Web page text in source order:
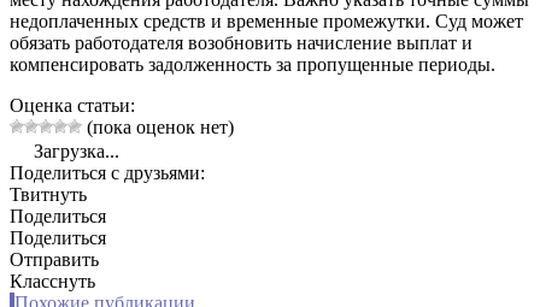
недоплаченных средств и временные промежутки. Суд может
обязать работодателя возобновить начисление выплат и
компенсировать задолженность за пропущенные периоды.
Оценка статьи:
(пока оценок нет)
Загрузка...
Поделиться с друзьями:
Твитнуть
Поделиться
Поделиться
Отправить
Класснуть
Похожие публикации